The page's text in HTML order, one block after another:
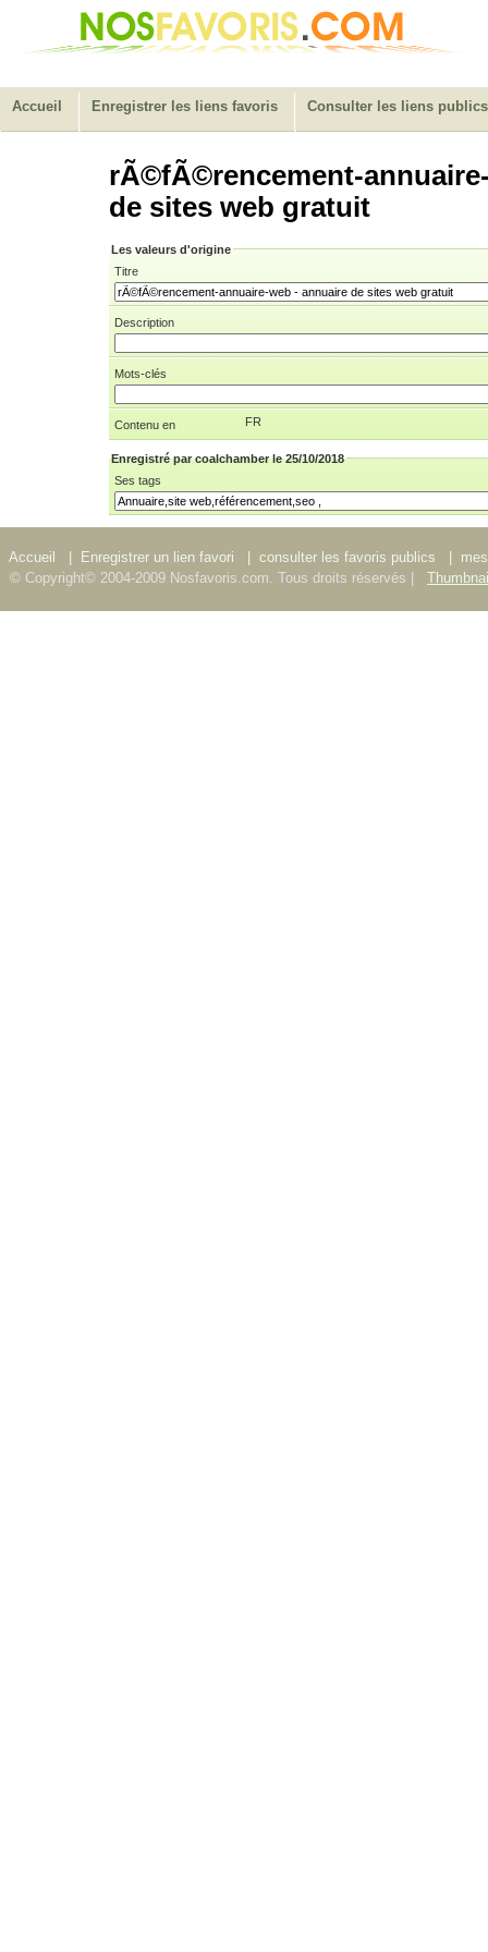
Accueil Enregistrer les liens favoris Consulter les liens publics
rÃ©fÃ©rencement-
de sites web gratuit
Les valeurs d'origine
Titre
Description
Mots-clés
Contenu en FR
Enregistré par coalchamber le 25/10/2018
Ses tags
Accueil | Enregistrer un lien favori | consulter les favoris publics |
© Copyright© 2004-2009 Nosfavoris.com. Tous droits réservés |